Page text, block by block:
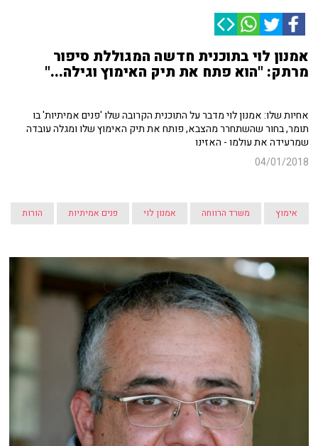
אמנון לוי בתוכנית חדשה המגוללת סיפור
מרתק: "הוא פתח את תיק האימוץ וגילה..."
אחיות שלו: אמנון לוי מדבר על התוכנית הקרובה שלו 'פנים אמיתיות' בו
תומר, בחור שהשתחרר מהצבא, פותח את תיק האימוץ שלו ומגלה עובדה
שמרעידה את עולמו - האזינו
04/01/2018
אימוץ משרד הרווחה אמנון לוי פנים אמיתיות הורות